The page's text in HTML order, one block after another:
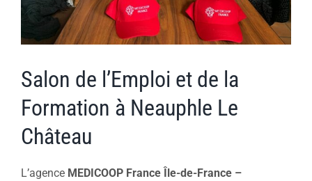
Salon de l’Emploi et de la
Formation à Neauphle Le
Château
L’agence MEDICOOP France Île-de-France –